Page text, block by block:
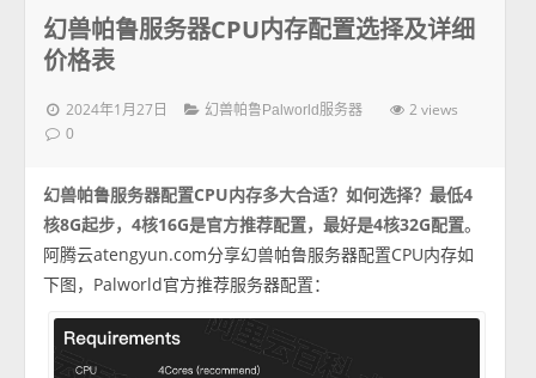
幻兽帕鲁服务器CPU内存配置选择及详细
价格表
2024年1月27日 幻兽帕鲁Palworld服务器 2 views
0
幻兽帕鲁服务器配置CPU内存多大合适？如何选择？最低4
核8G起步，4核16G是官方推荐配置，最好是4核32G配置。
阿腾云atengyun.com分享幻兽帕鲁服务器配置CPU内存如
下图，Palworld官方推荐服务器配置：